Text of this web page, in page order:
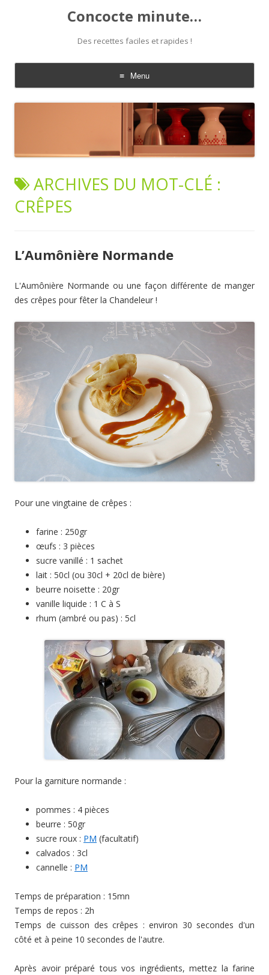
Concocte minute…
Des recettes faciles et rapides !
Menu
Aller
au
ARCHIVES DU MOT-CLÉ :
CRÊPES
L’Aumônière Normande
L'Aumônière Normande ou une façon différente de manger
des crêpes pour fêter la Chandeleur !
Pour une vingtaine de crêpes :
farine : 250gr
œufs : 3 pièces
sucre vanillé : 1 sachet
lait : 50cl (ou 30cl + 20cl de bière)
beurre noisette : 20gr
vanille liquide : 1 C à S
rhum (ambré ou pas) : 5cl
Pour la garniture normande :
pommes : 4 pièces
beurre : 50gr
sucre roux : PM (facultatif)
calvados : 3cl
cannelle : PM
Temps de préparation : 15mn
Temps de repos : 2h
Temps de cuisson des crêpes : environ 30 secondes d'un
côté et à peine 10 secondes de l'autre.
Après avoir préparé tous vos ingrédients, mettez la farine